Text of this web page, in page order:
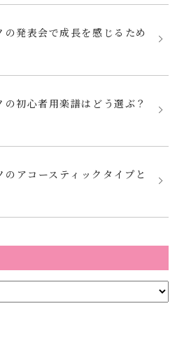
の発表会で成長を感じるため
の初心者用楽譜はどう選ぶ？
のアコースティックタイプと